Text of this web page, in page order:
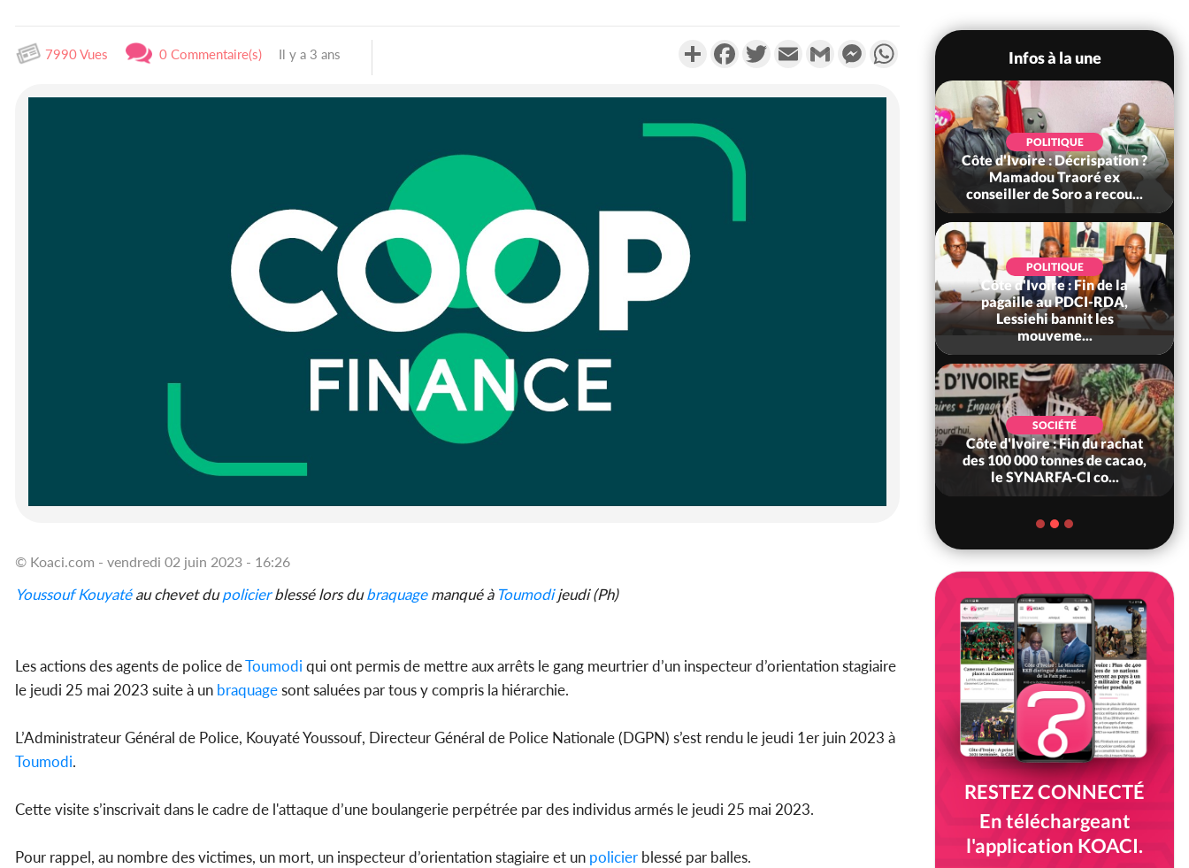
7990 Vues 0 Commentaire(s) Il y a 3 ans PartagerFacebookTwitterEmail Gmail MessengerWhatsApp
© Koaci.com - vendredi 02 juin 2023 - 16:26
Youssouf Kouyatéau chevet dupolicierblessé lors dubraquagemanqué à Toumodijeudi (Ph)
Les actions des agents de police deToumodi qui ont permis de mettre aux arrêts le gang meurtrier d’un inspecteur d’orientation stagiaire
le jeudi 25 mai 2023 suite à un braquagesont saluées par tous y compris la hiérarchie.
L’Administrateur Général de Police, Kouyaté Youssouf, Directeur Général de Police Nationale (DGPN) s’est rendu le jeudi 1er juin 2023 à
Toumodi.
Cette visite s’inscrivait dans le cadre de l'attaque d’une boulangerie perpétrée par des individus armés le jeudi 25 mai 2023.
Pour rappel, au nombre des victimes, un mort, un inspecteur d’orientation stagiaire et un policier blessé par balles.
Infos à la une
Côte d'Ivoire : Ouattara
promet des sanctions contre
POLITIQUE
Côte d'Ivoire : Décrispation ?
Mamadou Traoré ex
conseiller de Soro a recou...
POLITIQUE
Côte d'Ivoire : Fin de la
pagaille au PDCI-RDA,
Lessiehi bannit les
mouveme...
SOCIÉTÉ
Côte d'Ivoire : Fin du rachat
des 100 000 tonnes de cacao,
le SYNARFA-CI co...
RESTEZ CONNECTÉ
En téléchargeant
l'application KOACI.